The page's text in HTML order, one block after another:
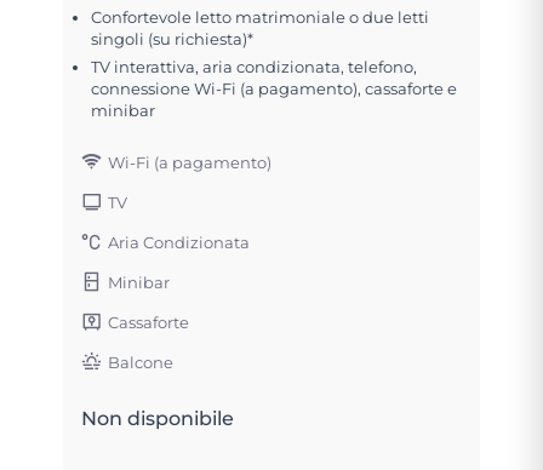
Confortevole letto matrimoniale o due letti
singoli (su richiesta)*
TV interattiva, aria condizionata, telefono,
connessione Wi-Fi (a pagamento), cassaforte e
minibar
Wi-Fi (a pagamento)
TV
Aria Condizionata
Minibar
Cassaforte
Balcone
Non disponibile